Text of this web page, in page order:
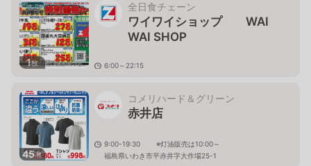
1枚
全日食チェーン
ワイワイショップ WAI
WAI SHOP
6:00～22:15
45枚
コメリハード＆グリーン
赤井店
9:00-19:30 ※灯油販売は10:00～
福島県いわき市平赤井字大作場25-1